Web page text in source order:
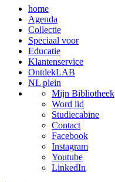
home
Agenda
Collectie
Speciaal voor
Educatie
Klantenservice
OntdekLAB
NL plein
Mijn Bibliotheek
Word lid
Studiecabine
Contact
Facebook
Instagram
Youtube
LinkedIn